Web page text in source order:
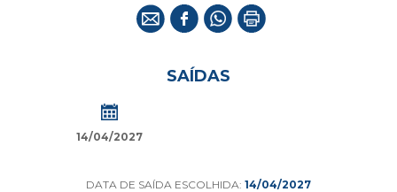
SAÍDAS
14/04/2027
DATA DE SAÍDA ESCOLHIDA: 14/04/2027